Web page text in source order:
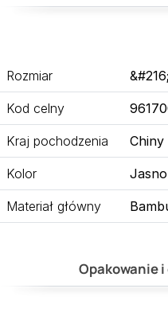
Rozmiar
Kod celny
Kraj pochodzenia Chiny
Kolor
Materiał główny
Opakowanie